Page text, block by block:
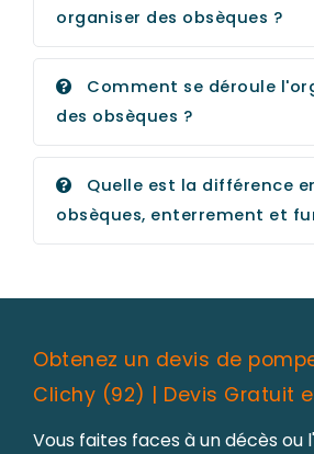
organiser des obsèques ?
Comment se déroule
des obsèques ?
Quelle est la différence
obsèques, enterrement et
Obtenez un devis de
Clichy (92) | Devis Gratuit
Vous faites faces à un décès ou